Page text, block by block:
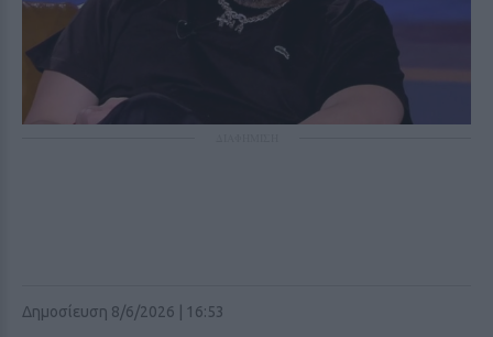
Δημοσίευση 8/6/2026 | 16:53